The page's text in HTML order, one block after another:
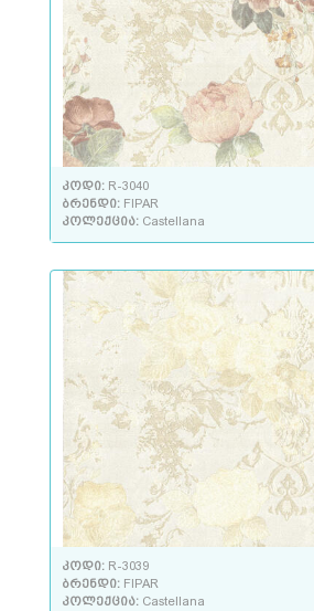
კოდი: R-3040
ბრენდი: FIPAR
კოლექცია: Castellana
კოდი: R-3039
ბრენდი: FIPAR
კოლექცია: Castellana